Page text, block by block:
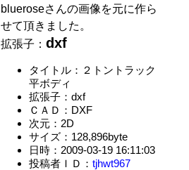
blueroseさんの画像を元に作ら
せて頂きました。
拡張子：dxf
タイトル：２トントラック
平ボディ
拡張子：dxf
ＣＡＤ：DXF
次元：2D
サイズ：128,896byte
日時：2009-03-19 16:11:03
投稿者ＩＤ： tjhwt967